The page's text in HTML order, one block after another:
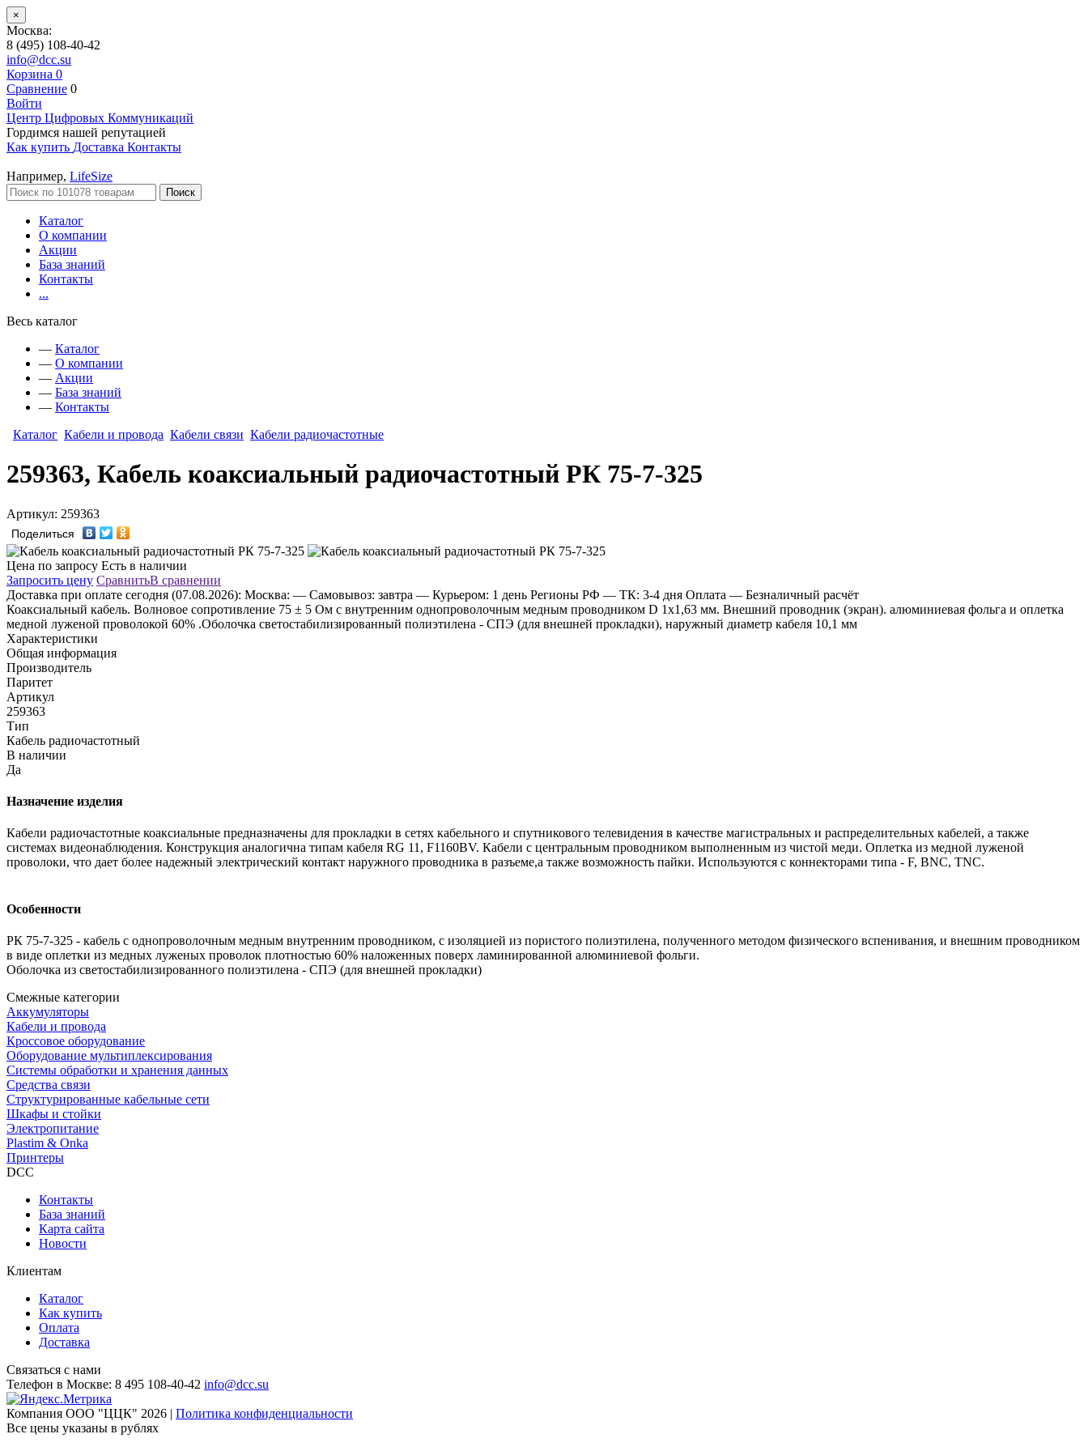
×
Москва:
8 (495) 108-40-42
info@dcc.su
Корзина 0
Сравнение 0
Войти
Центр Цифровых Коммуникаций
Гордимся нашей репутацией
Как купить Доставка Контакты
Например, LifeSize
Поиск
Каталог
О компании
Акции
База знаний
Контакты
...
Весь каталог
— Каталог
— О компании
— Акции
— База знаний
— Контакты
Каталог Кабели и провода Кабели связи Кабели радиочастотные
259363, Кабель коаксиальный радиочастотный РК 75-7-325
Артикул: 259363
Поделиться
Цена по запросу Есть в наличии
Запросить цену СравнитьВ сравнении
Доставка при оплате сегодня (07.08.2026): Москва: — Самовывоз: завтра — Курьером: 1 день Регионы РФ — ТК: 3-4 дня Оплата — Безналичный расчёт
Коаксиальный кабель. Волновое сопротивление 75 ± 5 Ом с внутренним однопроволочным медным проводником D 1х1,63 мм. Внешний проводник (экран). алюминиевая фольга и оплетка
медной луженой проволокой 60% .Оболочка светостабилизированный полиэтилена - СПЭ (для внешней прокладки), наружный диаметр кабеля 10,1 мм
Характеристики
Общая информация
Производитель
Паритет
Артикул
259363
Тип
Кабель радиочастотный
В наличии
Да
Назначение изделия
Кабели радиочастотные коаксиальные предназначены для прокладки в сетях кабельного и спутникового телевидения в качестве магистральных и распределительных кабелей, а также
системах видеонаблюдения. Конструкция аналогична типам кабеля RG 11, F1160BV. Кабели с центральным проводником выполненным из чистой меди. Оплетка из медной луженой
проволоки, что дает более надежный электрический контакт наружного проводника в разъеме,а также возможность пайки. Используются с коннекторами типа - F, BNC, TNC.
Особенности
РК 75-7-325 - кабель с однопроволочным медным внутренним проводником, с изоляцией из пористого полиэтилена, полученного методом физического вспенивания, и внешним проводником
в виде оплетки из медных луженых проволок плотностью 60% наложенных поверх ламинированной алюминиевой фольги.
Оболочка из светостабилизированного полиэтилена - СПЭ (для внешней прокладки)
Смежные категории
Аккумуляторы
Кабели и провода
Кроссовое оборудование
Оборудование мультиплексирования
Системы обработки и хранения данных
Средства связи
Структурированные кабельные сети
Шкафы и стойки
Электропитание
Plastim & Onka
Принтеры
DCC
Контакты
База знаний
Карта сайта
Новости
Клиентам
Каталог
Как купить
Оплата
Доставка
Связаться с нами
Телефон в Москве: 8 495 108-40-42 info@dcc.su
Компания ООО "ЦЦК" 2026 | Политика конфиденциальности
Все цены указаны в рублях